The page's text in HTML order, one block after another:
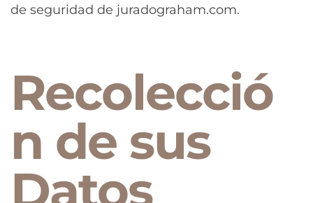
de seguridad de juradograham.com.
Recolecció
n de sus
Datos